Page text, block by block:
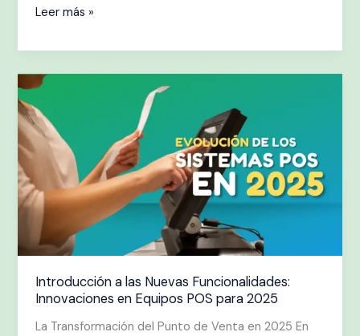
Leer más »
Introducción a las Nuevas Funcionalidades:
Innovaciones en Equipos POS para 2025
La Transformación del Punto de Venta en 2025 En
Introducción
a
las
Nuevas
Funcionalidades:
Innovaciones
en
Equipos
POS
para
2025